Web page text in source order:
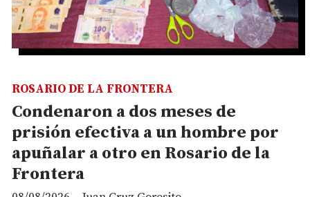
Condenaron a dos meses de
prisión efectiva a un hombre por
apuñalar a otro en Rosario de la
Frontera
ROSARIO DE LA FRONTERA